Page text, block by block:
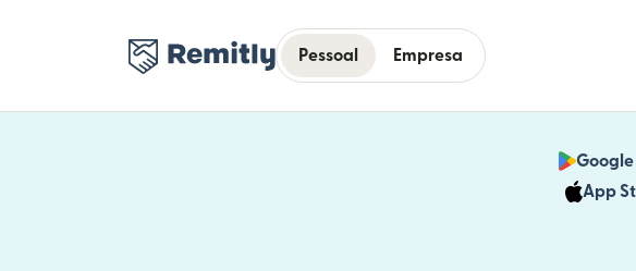
Pessoal Empresa
Google
App